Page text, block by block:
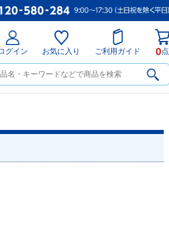
グイン お気に入り ご利用ガイド 0点